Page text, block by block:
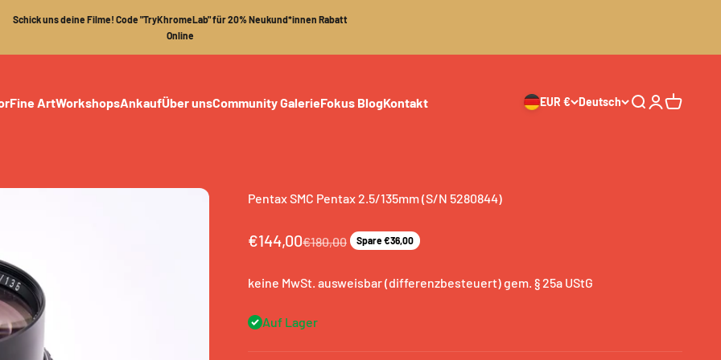
Schick uns deine Filme! Code "TryKhromeLab" für 20% Neukund*innen Rabatt
Online
Fine ArtWorkshopsAnkaufÜber unsCommunity GalerieFokus BlogKontakt EUR € Deutsch SucheAnmelden
Pentax SMC Pentax 2.5/135mm (S/N 5280844)
Angebot
€144,00Regulärer Preis
€180,00 Spare €36,00
keine MwSt. ausweisbar (differenzbesteuert) gem. § 25a UStG
Auf Lager